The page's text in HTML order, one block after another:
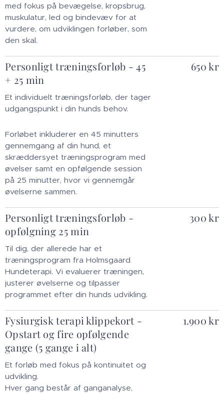
med fokus på bevægelse, kropsbrug,
muskulatur, led og bindevæv for at
vurdere, om udviklingen forløber, som
den skal.
Personligt træningsforløb - 45
+ 25 min
Et individuelt træningsforløb, der tager
udgangspunkt i din hunds behov.
Forløbet inkluderer en 45 minutters
gennemgang af din hund, et
skræddersyet træningsprogram med
øvelser samt en opfølgende session
på 25 minutter, hvor vi gennemgår
øvelserne sammen.
650 kr
Personligt træningsforløb -
opfølgning 25 min
Til dig, der allerede har et
træningsprogram fra Holmsgaard
Hundeterapi. Vi evaluerer træningen,
justerer øvelserne og tilpasser
programmet efter din hunds udvikling.
300 kr
Fysiurgisk terapi klippekort -
Opstart og fire opfølgende
gange (5 gange i alt)
Et forløb med fokus på kontinuitet og
udvikling.
Hver gang består af ganganalyse,
1.900 kr